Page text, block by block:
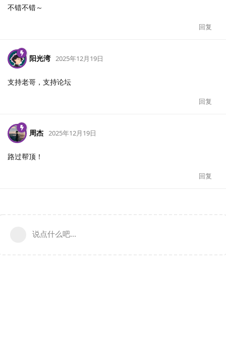
不错不错～
回复
阳光湾 2025年12月19日
支持老哥，支持论坛
回复
周杰 2025年12月19日
路过帮顶！
回复
说点什么吧...